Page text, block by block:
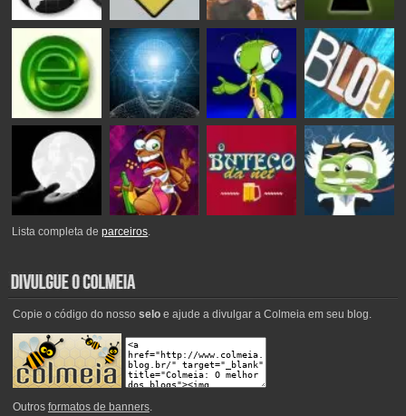
Lista completa deparceiros.
Copie o código do nosso seloe ajude a divulgar a Colmeia em seu blog.
Outros formatos de banners.